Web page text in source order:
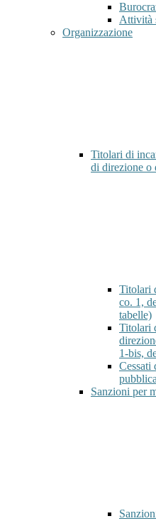
Attività
Organizzazione
Titolari di
di direzione o
Titolari
co. 1,
tabelle)
Titolari
1-bis,
Cessati
Sanzioni per